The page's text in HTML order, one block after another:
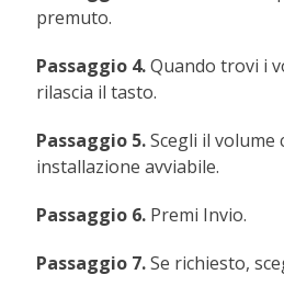
premuto.
Passaggio 4.Quando trovi i
rilascia il tasto.
Passaggio 5.Scegli il
installazione avviabile.
Passaggio 6. Premi Invio.
Passaggio 7.Se richiesto,